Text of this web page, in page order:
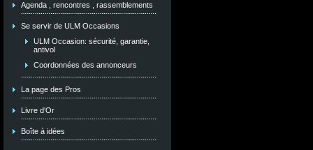
Agenda , rencontres , rassemblements
Se servir de ULM Occasions
ULM Occasion: sécurité, garantie,
antivol
Coordonnées des annonceurs
La page des Pros
Livre d'Or
Boîte à idées